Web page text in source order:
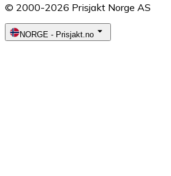
© 2000-2026 Prisjakt Norge AS
NORGE - Prisjakt.no